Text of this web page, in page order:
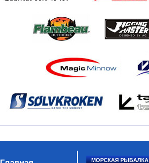
МОРСКАЯ РЫБАЛКА